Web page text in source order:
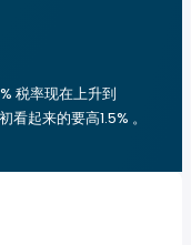
税率现在上升到
起来的要高1.5% 。